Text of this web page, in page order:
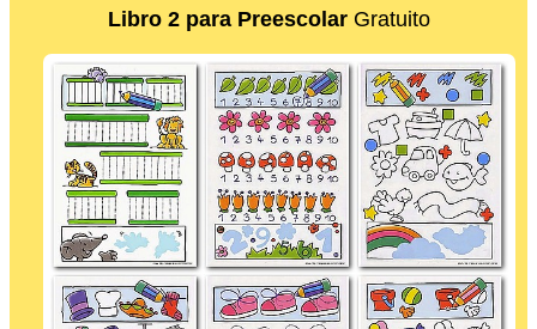
Libro 2 para PreescolarGratuito